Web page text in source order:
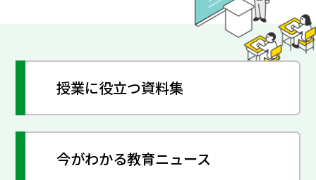
授業に役立つ資料集
今がわかる教育ニュース